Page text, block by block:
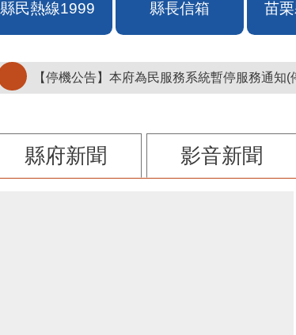
縣民熱線1999 縣長信箱 苗
【停機公告】本府為民服務系統暫停服務通
縣府新聞 影音新聞